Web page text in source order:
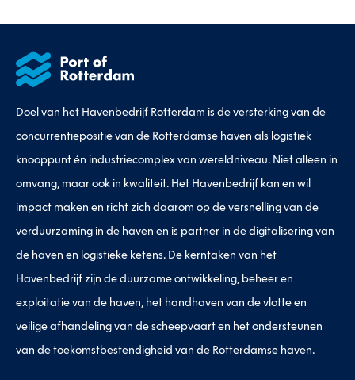
Doel van het Havenbedrijf Rotterdam is de versterking van de
concurrentiepositie van de Rotterdamse haven als logistiek
knooppunt én industriecomplex van wereldniveau. Niet alleen in
omvang, maar ook in kwaliteit. Het Havenbedrijf kan en wil
impact maken en richt zich daarom op de versnelling van de
verduurzaming in de haven en is partner in de digitalisering van
de haven en logistieke ketens. De kerntaken van het
Havenbedrijf zijn de duurzame ontwikkeling, beheer en
exploitatie van de haven, het handhaven van de vlotte en
veilige afhandeling van de scheepvaart en het ondersteunen
van de toekomstbestendigheid van de Rotterdamse haven.